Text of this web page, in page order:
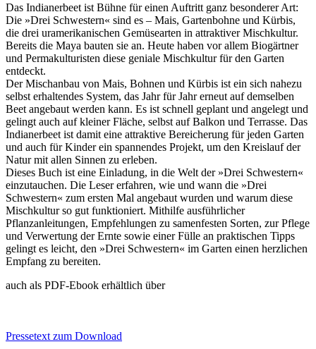
Das Indianerbeet ist Bühne für einen Auftritt ganz besonderer Art:
Die »Drei Schwestern« sind es – Mais, Gartenbohne und Kürbis,
die drei uramerikanischen Gemüsearten in attraktiver Mischkultur.
Bereits die Maya bauten sie an. Heute haben vor allem Biogärtner
und Permakulturisten diese geniale Mischkultur für den Garten
entdeckt.
Der Mischanbau von Mais, Bohnen und Kürbis ist ein sich nahezu
selbst erhaltendes System, das Jahr für Jahr erneut auf demselben
Beet angebaut werden kann. Es ist schnell geplant und angelegt und
gelingt auch auf kleiner Fläche, selbst auf Balkon und Terrasse. Das
Indianerbeet ist damit eine attraktive Bereicherung für jeden Garten
und auch für Kinder ein spannendes Projekt, um den Kreislauf der
Natur mit allen Sinnen zu erleben.
Dieses Buch ist eine Einladung, in die Welt der »Drei Schwestern«
einzutauchen. Die Leser erfahren, wie und wann die »Drei
Schwestern« zum ersten Mal angebaut wurden und warum diese
Mischkultur so gut funktioniert. Mithilfe ausführlicher
Pflanzanleitungen, Empfehlungen zu samenfesten Sorten, zur Pflege
und Verwertung der Ernte sowie einer Fülle an praktischen Tipps
gelingt es leicht, den »Drei Schwestern« im Garten einen herzlichen
Empfang zu bereiten.
auch als PDF-Ebook erhältlich über
Pressetext zum Download